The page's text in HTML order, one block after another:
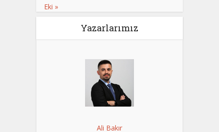
Eki »
Yazarlarımız
Ali Bakır